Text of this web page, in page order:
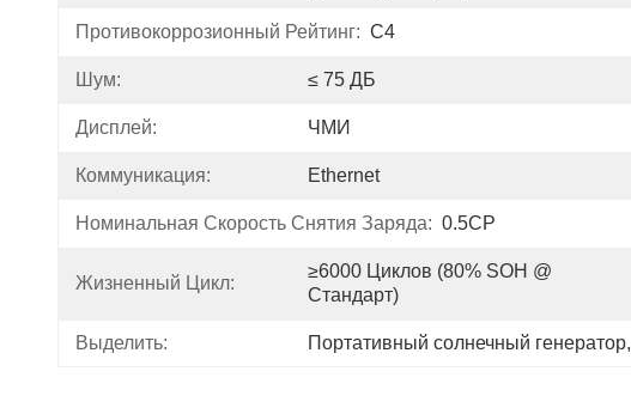
Противокоррозионный Рейтинг: C4
Шум: ≤ 75 ДБ
Дисплей: ЧМИ
Коммуникация: Ethernet
Номинальная Скорость Снятия Заряда: 0.5CP
Жизненный Цикл:
≥6000 Циклов (80% SOH @
Стандарт)
Выделить: Портативный солнечный генератор,